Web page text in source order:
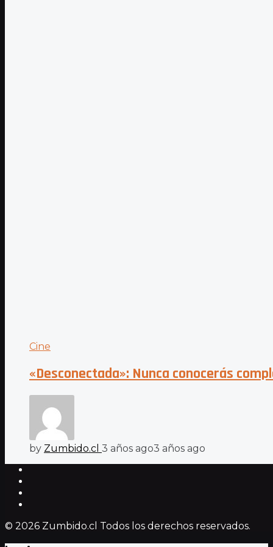
Cine
«Desconectada»: Nunca conocerás
by Zumbido.cl 3 años ago3 años ago
© 2026 Zumbido.cl Todos los derechos reservados.